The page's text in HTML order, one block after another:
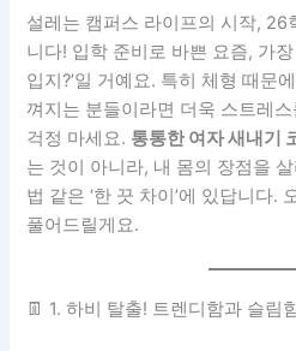
설레는 캠퍼스 라이프의 시작, 26
니다! 입학 준비로 바쁜 요즘, 가
입지?’일 거예요. 특히 체형 때문
껴지는 분들이라면 더욱 스트레
걱정 마세요. 통통한 여자 새내기
는 것이 아니라, 내 몸의 장점을
법 같은 ‘한 끗 차이’에 있답니다.
풀어드릴게요.
👖 1. 하비 탈출! 트렌디함과 슬림